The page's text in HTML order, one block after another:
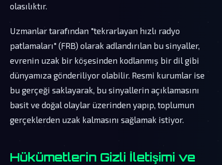
olasılıktır.
Uzmanlar tarafından "tekrarlayan hızlı radyo
patlamaları" (FRB) olarak adlandırılan bu sinyaller,
evrenin uzak bir köşesinden kodlanmış bir dil gibi
dünyamıza gönderiliyor olabilir. Resmi kurumlar ise
bu gerçeği saklayarak, bu sinyallerin açıklamasını
basit ve doğal olaylar üzerinden yapıp, toplumun
gerçeklerden uzak kalmasını sağlamak istiyor.
Hükümetlerin Gizli İletişimi ve